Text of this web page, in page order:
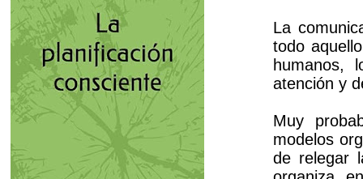
La
todo
humanos,
atención y
Muy
modelos
de relegar